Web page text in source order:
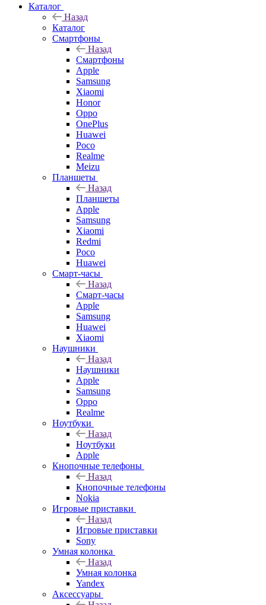
Каталог
Назад
Каталог
Смартфоны
Назад
Смартфоны
Apple
Samsung
Xiaomi
Honor
Oppo
OnePlus
Huawei
Poco
Realme
Meizu
Планшеты
Назад
Планшеты
Apple
Samsung
Xiaomi
Redmi
Poco
Huawei
Смарт-часы
Назад
Смарт-часы
Apple
Samsung
Huawei
Xiaomi
Наушники
Назад
Наушники
Apple
Samsung
Oppo
Realme
Ноутбуки
Назад
Ноутбуки
Apple
Кнопочные телефоны
Назад
Кнопочные телефоны
Nokia
Игровые приставки
Назад
Игровые приставки
Sony
Умная колонка
Назад
Умная колонка
Yandex
Аксессуары